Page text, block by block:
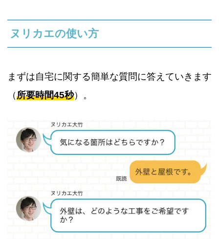
ヌリカエの使い方
まずは自宅に関する簡単な質問に答えていきます
（所要時間45秒）。